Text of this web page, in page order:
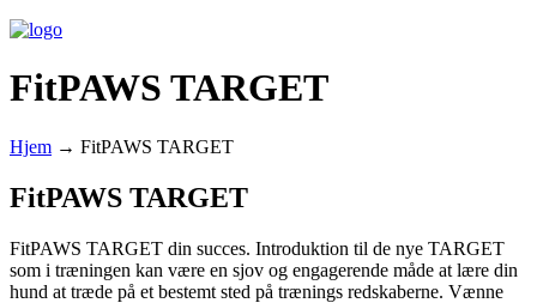
FitPAWS TARGET
Hjem → FitPAWS TARGET
FitPAWS TARGET
FitPAWS TARGET din succes. Introduktion til de nye TARGET
som i træningen kan være en sjov og engagerende måde at lære din
hund at træde på et bestemt sted på trænings redskaberne. Vænne